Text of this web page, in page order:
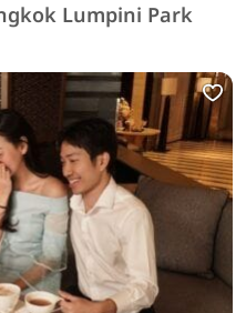
Lumpini Park